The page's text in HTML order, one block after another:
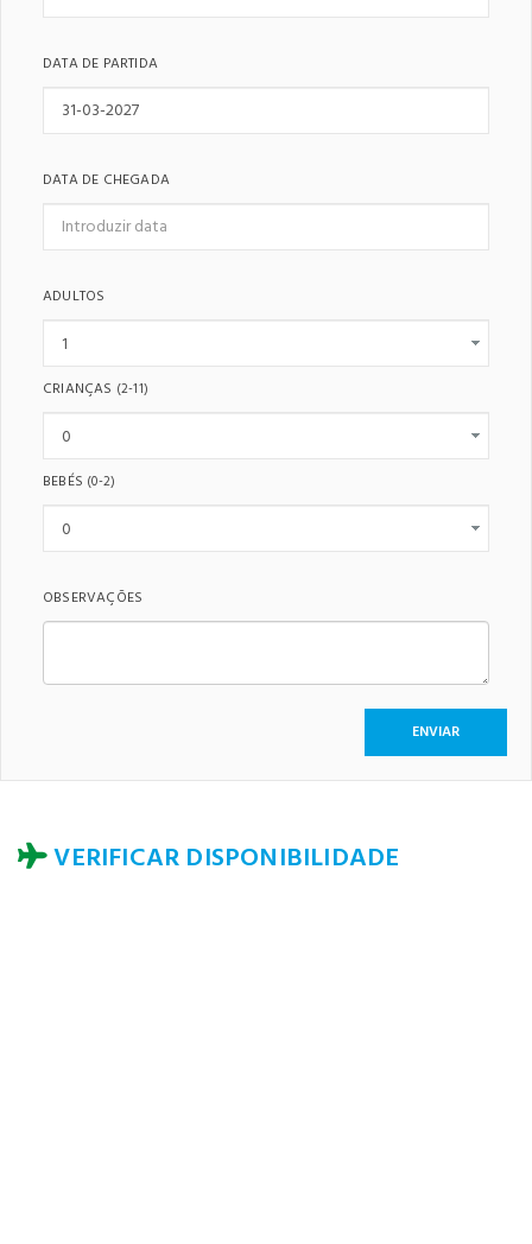
DATA DE PARTIDA
DATA DE CHEGADA
ADULTOS
CRIANÇAS (2-11)
BEBÉS (0-2)
OBSERVAÇÕES
VERIFICAR DISPONIBILIDADE